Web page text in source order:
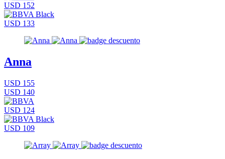
USD 152
USD 133
Anna
USD 155
USD 140
USD 124
USD 109